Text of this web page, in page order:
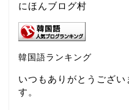
にほんブログ村
韓国語ランキング
いつもありがとうござ
す。